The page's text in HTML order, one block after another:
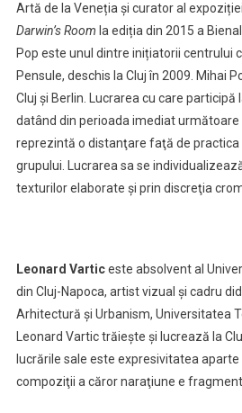
Artă de la Veneția și curator al
Darwin’s Room la ediția din 2015 a
Pop este unul dintre inițiatorii centrului
Pensule, deschis la Cluj în 2009. Mihai
Cluj și Berlin. Lucrarea cu care participă
datând din perioada imediat
reprezintă o distanţare faţă de
grupului. Lucrarea sa se
texturilor elaborate şi prin discreţia
Leonard Varticeste absolvent al
din Cluj-Napoca, artist vizual și cadru
Arhitectură și Urbanism, Universitatea
Leonard Vartic trăiește și lucrează la
lucrările sale este expresivitatea aparte
compoziţii a căror naraţiune e